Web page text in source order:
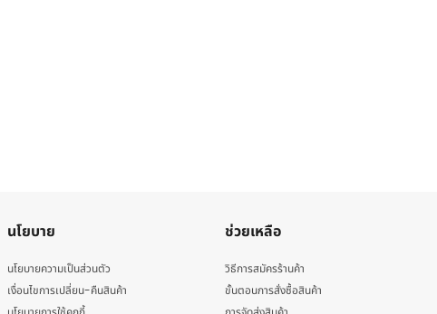
นโยบาย
นโยบายความเป็นส่วนตัว
เงื่อนไขการเปลี่ยน-คืนสินค้า
ช่วยเหลือ
วิธีการสมัครร้านค้า
ขั้นตอนการสั่งซื้อสินค้า